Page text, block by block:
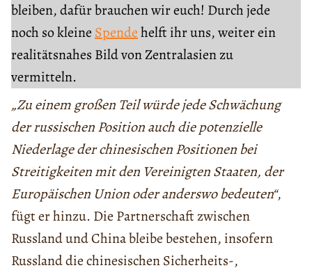
bleiben, dafür brauchen wir euch! Durch jede
noch so kleineSpendehelft ihr uns, weiter ein
realitätsnahes Bild von Zentralasien zu
vermitteln.
„Zu einem großen Teil würde jede Schwächung
der russischen Position auch die potenzielle
Niederlage der chinesischen Positionen bei
Streitigkeiten mit den Vereinigten Staaten, der
Europäischen Union oder anderswo bedeuten“,
fügt er hinzu. Die Partnerschaft zwischen
Russland und China bleibe bestehen, insofern
Russland die chinesischen Sicherheits-,